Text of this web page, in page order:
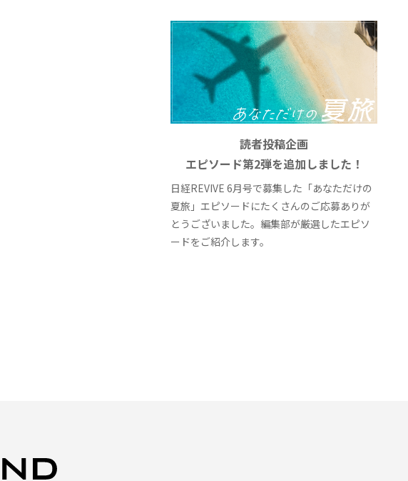
読者投稿企画
エピソード第2弾を追加しました！
日経REVIVE 6月号で募集した「あなただけの
夏旅」エピソードにたくさんのご応募ありが
とうございました。編集部が厳選したエピソ
ードをご紹介します。